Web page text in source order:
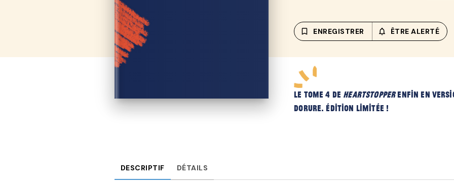
bookmark_border ENREGISTRER ÊTRE ALERTÉ
Le tome 4 de Heartstopperenfin en
dorure. Édition limitée !
DESCRIPTIF DÉTAILS